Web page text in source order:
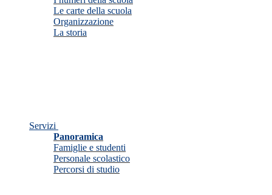
Le carte della scuola
Organizzazione
La storia
Servizi
Panoramica
Famiglie e studenti
Personale scolastico
Percorsi di studio